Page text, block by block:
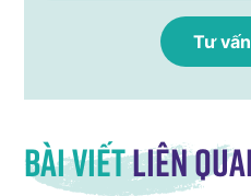
Bài viếtliên